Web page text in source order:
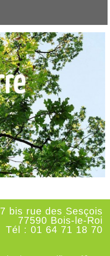
7 bis rue des Sesçois
77590 Bois-le-Roi
Tél : 01 64 71 18 70